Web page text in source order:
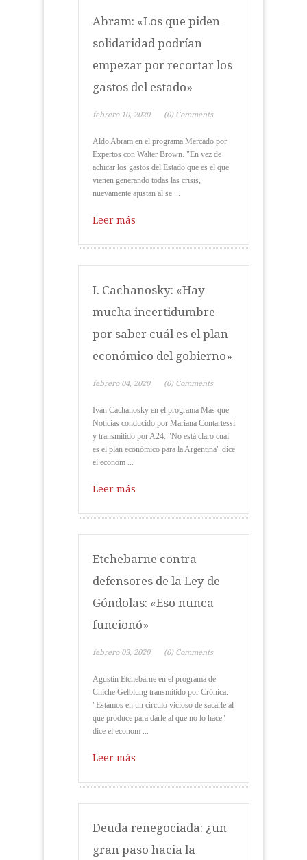
Abram: «Los que piden
solidaridad podrían
empezar por recortar los
gastos del estado»
febrero 10, 2020 (0) Comments
Aldo Abram en el programa Mercado por
Expertos con Walter Brown. "En vez de
achicar los gastos del Estado que es el que
vienen generando todas las crisis,
nuevamente ajustan al se ...
Leer más
I. Cachanosky: «Hay
mucha incertidumbre
por saber cuál es el plan
económico del gobierno»
febrero 04, 2020 (0) Comments
Iván Cachanosky en el programa Más que
Noticias conducido por Mariana Contartessi
y transmitido por A24. "No está claro cual
es el plan económico para la Argentina" dice
el econom ...
Leer más
Etchebarne contra
defensores de la Ley de
Góndolas: «Eso nunca
funcionó»
febrero 03, 2020 (0) Comments
Agustín Etchebarne en el programa de
Chiche Gelblung transmitido por Crónica.
"Estamos en un circulo vicioso de sacarle al
que produce para darle al que no lo hace"
dice el econom ...
Leer más
Deuda renegociada: ¿un
gran paso hacia la